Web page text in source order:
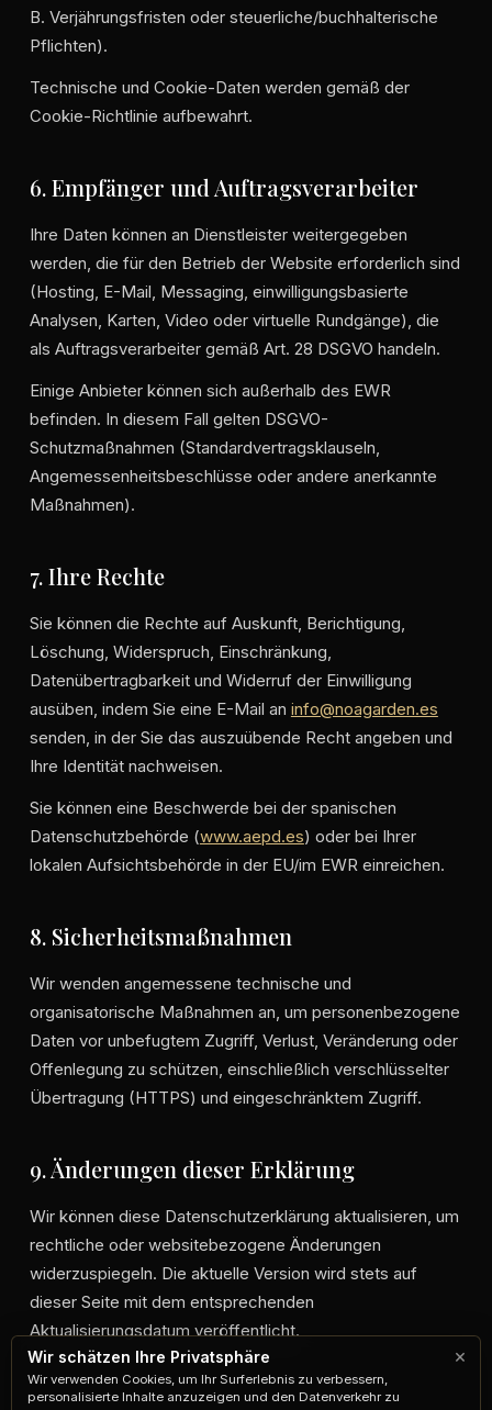
B. Verjährungsfristen oder steuerliche/buchhalterische
Pflichten).
Technische und Cookie-Daten werden gemäß der
Cookie-Richtlinie aufbewahrt.
6. Empfänger und Auftragsverarbeiter
Ihre Daten können an Dienstleister weitergegeben
werden, die für den Betrieb der Website erforderlich sind
(Hosting, E-Mail, Messaging, einwilligungsbasierte
Analysen, Karten, Video oder virtuelle Rundgänge), die
als Auftragsverarbeiter gemäß Art. 28 DSGVO handeln.
Einige Anbieter können sich außerhalb des EWR
befinden. In diesem Fall gelten DSGVO-
Schutzmaßnahmen (Standardvertragsklauseln,
Angemessenheitsbeschlüsse oder andere anerkannte
Maßnahmen).
7. Ihre Rechte
Sie können die Rechte auf Auskunft, Berichtigung,
Löschung, Widerspruch, Einschränkung,
Datenübertragbarkeit und Widerruf der Einwilligung
ausüben, indem Sie eine E-Mail an info@noagarden.es
senden, in der Sie das auszuübende Recht angeben und
Ihre Identität nachweisen.
Sie können eine Beschwerde bei der spanischen
Datenschutzbehörde (www.aepd.es) oder bei Ihrer
lokalen Aufsichtsbehörde in der EU/im EWR einreichen.
8. Sicherheitsmaßnahmen
Wir wenden angemessene technische und
organisatorische Maßnahmen an, um personenbezogene
Daten vor unbefugtem Zugriff, Verlust, Veränderung oder
Offenlegung zu schützen, einschließlich verschlüsselter
Übertragung (HTTPS) und eingeschränktem Zugriff.
9. Änderungen dieser Erklärung
Wir können diese Datenschutzerklärung aktualisieren, um
rechtliche oder websitebezogene Änderungen
widerzuspiegeln. Die aktuelle Version wird stets auf
dieser Seite mit dem entsprechenden
Aktualisierungsdatum veröffentlicht.
×
Wir schätzen Ihre Privatsphäre
Wir verwenden Cookies, um Ihr Surferlebnis zu verbessern,
personalisierte Inhalte anzuzeigen und den Datenverkehr zu